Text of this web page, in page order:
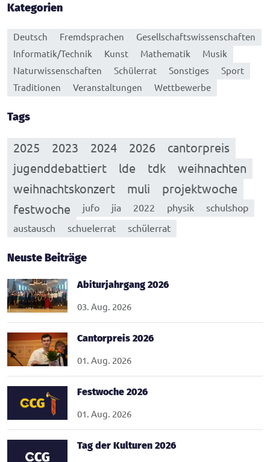
Kategorien
Deutsch Fremdsprachen
Gesellschaftswissenschaften
Informatik/Technik
Kunst Mathematik
Musik
Naturwissenschaften
Schülerrat Sonstiges
Sport
Traditionen
Veranstaltungen Wettbewerbe
Tags
2025 2023 2024 2026
cantorpreis
jugenddebattiert
lde tdk
weihnachten
weihnachtskonzert
muli
projektwoche
festwoche
jufo jia 2022 physik
schulshop
austausch
schuelerrat schülerrat
Neuste Beiträge
Abiturjahrgang 2026
03. Aug. 2026
Cantorpreis 2026
01. Aug. 2026
Festwoche 2026
01. Aug. 2026
Tag der Kulturen 2026